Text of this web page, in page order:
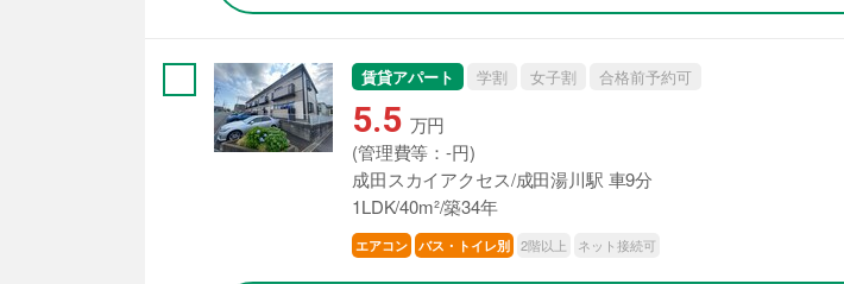
賃貸アパート 学割 女子割 合格前予約可
5.5 万円
(管理費等：-円)
成田スカイアクセス/成田湯川駅 車9分
1LDK/40m²/築34年
エアコン バス・トイレ別 2階以上 ネット接続可